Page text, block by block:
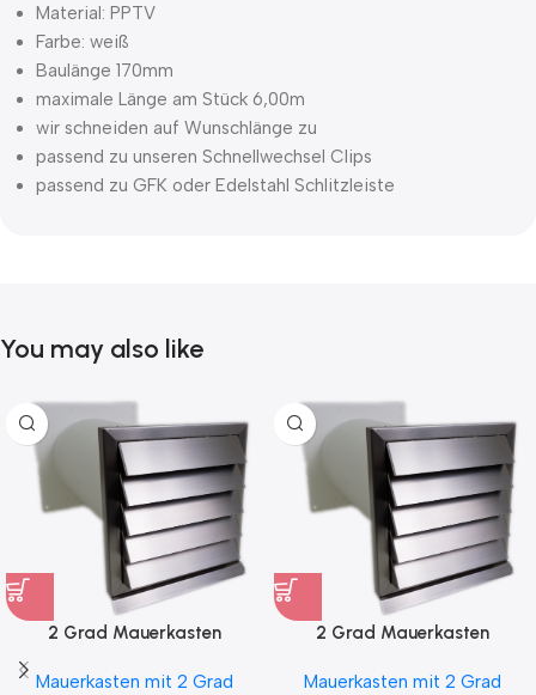
Material: PPTV
Farbe: weiß
Baulänge 170mm
maximale Länge am Stück 6,00m
wir schneiden auf Wunschlänge zu
passend zu unseren Schnellwechsel Clips
passend zu GFK oder Edelstahl Schlitzleiste
You may also like
2 Grad Mauerkasten
Kondensatablauf auch mit
Mauerkasten mit 2 Grad
2 Grad Mauerkasten
Kondensatablauf für
Mauerkasten mit 2 Grad